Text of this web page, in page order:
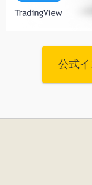
公式